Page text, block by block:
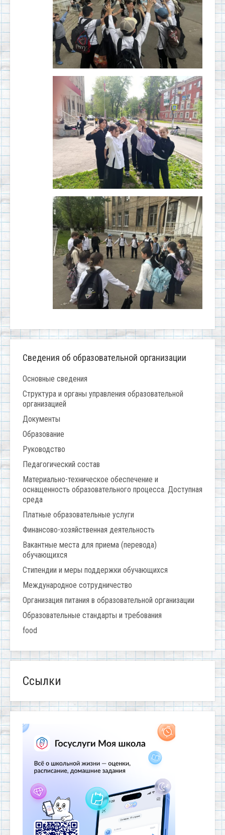
Сведения об образовательной организации
Основные сведения
Структура и органы управления образовательной
организацией
Документы
Образование
Руководство
Педагогический состав
Материально-техническое обеспечение и
оснащенность образовательного процесса. Доступная
среда
Платные образовательные услуги
Финансово-хозяйственная деятельность
Вакантные места для приема (перевода)
обучающихся
Стипендии и меры поддержки обучающихся
Международное сотрудничество
Организация питания в образовательной организации
Образовательные стандарты и требования
food
Ссылки